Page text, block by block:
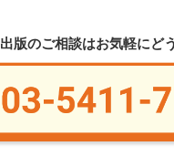
出版のご相談はお気軽にど